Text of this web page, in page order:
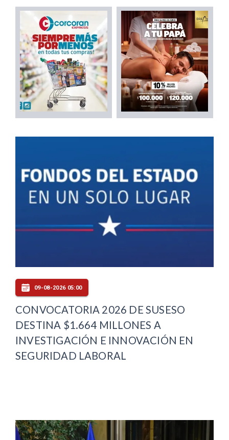
09-08-2026 05:00
CONVOCATORIA 2026 DE SUSESO
DESTINA $1.664 MILLONES A
INVESTIGACIÓN E INNOVACIÓN EN
SEGURIDAD LABORAL